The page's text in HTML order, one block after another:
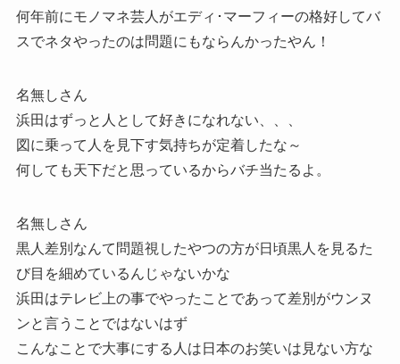
何年前にモノマネ芸人がエディ･マーフィーの格好してバ
スでネタやったのは問題にもならんかったやん！
名無しさん
浜田はずっと人として好きになれない、、、
図に乗って人を見下す気持ちが定着したな～
何しても天下だと思っているからバチ当たるよ。
名無しさん
黒人差別なんて問題視したやつの方が日頃黒人を見るた
び目を細めているんじゃないかな
浜田はテレビ上の事でやったことであって差別がウンヌ
ンと言うことではないはず
こんなことで大事にする人は日本のお笑いは見ない方な